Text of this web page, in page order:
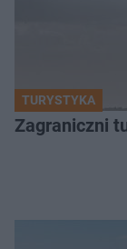
TURYSTYKA
Zagraniczni